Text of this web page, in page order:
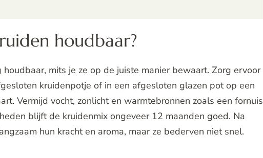
houdbaar?
mits je ze op de juiste manier bewaart. Zorg ervoor
kruidenpotje of in een afgesloten glazen pot op een
Vermijd vocht, zonlicht en warmtebronnen zoals een fornuis
blijft de kruidenmix ongeveer 12 maanden goed. Na
hun kracht en aroma, maar ze bederven niet snel.